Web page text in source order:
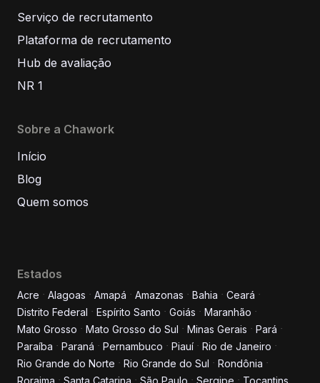
Informe seus dados para
conversar conosco!
Serviço de recrutamento
Plataforma de recrutamento
Hub de avaliação
NR 1
Sobre a Chawork
Início
Blog
Quem somos
Estados
Acre Alagoas Amapá Amazonas Bahia
Ceará
Distrito Federal
Espírito Santo Goiás
Maranhão
Mato Grosso
Mato Grosso do Sul Minas Gerais
Pará
Paraíba
Paraná Pernambuco Piauí
Rio de Janeiro
Rio Grande do Norte
Rio Grande do Sul
Rondônia